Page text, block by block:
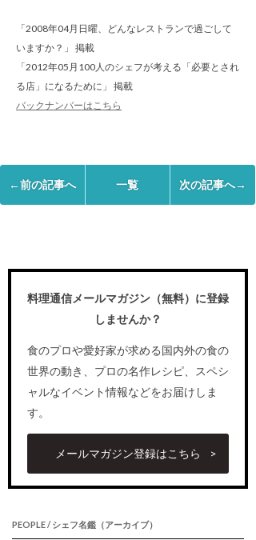
「2008年04月日曜、どんなレストランで過ごして
いますか？」 掲載
「2012年05月100人のシェフが考える「必要とされ
る店」になるために」 掲載
バックナンバーはこちら
←前の記事へ 一覧 次の記事へ→
料理通信メールマガジン（無料）に登録
しませんか？
食のプロや愛好家が求める国内外の食の
世界の動き、プロの名作レシピ、スペシ
ャルなイベント情報などをお届けしま
す。
メールマガジン登録はこちら
PEOPLE / シェフ名鑑（アーカイブ）